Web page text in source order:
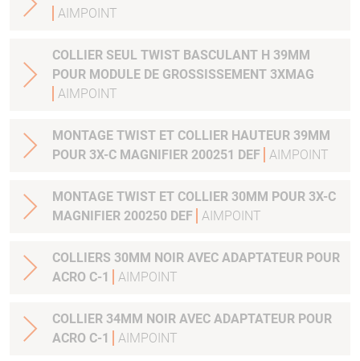
AIMPOINT
COLLIER SEUL TWIST BASCULANT H 39MM
POUR MODULE DE GROSSISSEMENT 3XMAG
AIMPOINT
MONTAGE TWIST ET COLLIER HAUTEUR 39MM
POUR 3X-C MAGNIFIER 200251 DEF AIMPOINT
MONTAGE TWIST ET COLLIER 30MM POUR 3X-C
MAGNIFIER 200250 DEF AIMPOINT
COLLIERS 30MM NOIR AVEC ADAPTATEUR POUR
ACRO C-1
AIMPOINT
COLLIER 34MM NOIR AVEC ADAPTATEUR POUR
ACRO C-1
AIMPOINT